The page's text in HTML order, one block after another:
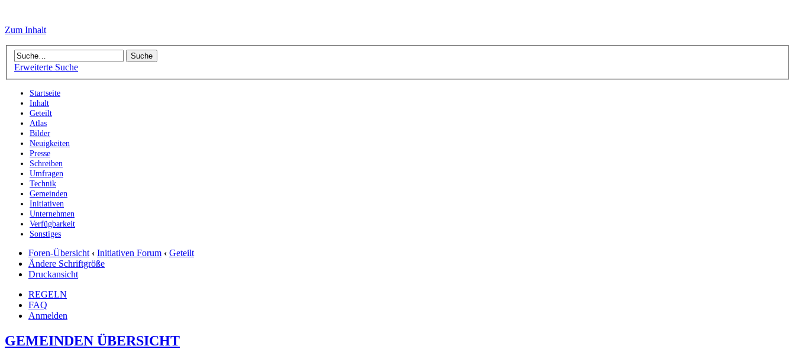
Zum Inhalt
Erweiterte Suche
Startseite
Inhalt
Geteilt
Atlas
Bilder
Neuigkeiten
Presse
Schreiben
Umfragen
Technik
Gemeinden
Initiativen
Unternehmen
Verfügbarkeit
Sonstiges
Foren-Übersicht ‹ Initiativen Forum ‹ Geteilt
Ändere Schriftgröße
Druckansicht
REGELN
FAQ
Anmelden
GEMEINDEN ÜBERSICHT